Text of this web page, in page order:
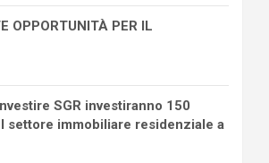
OPPORTUNITÀ PER IL
SGR investiranno 150
settore immobiliare residenziale a